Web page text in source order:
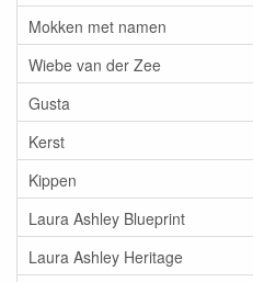
Mokken met namen
Wiebe van der Zee
Gusta
Kerst
Kippen
Laura Ashley Blueprint
Laura Ashley Heritage